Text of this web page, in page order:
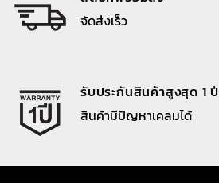
จัดส่งเร็ว
รับประกันสินค้าสูงสุด 1 ปี
สินค้ามีปัญหาเคลมได้